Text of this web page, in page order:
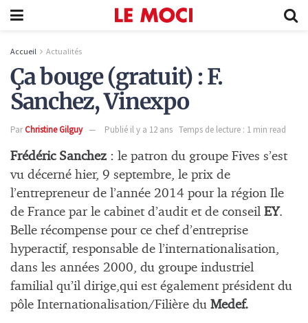
Accueil Actualités
Ça bouge (gratuit) : F.
Sanchez, Vinexpo
ParChristine Gilguy Publié il y a 12 ans Temps de lecture : 1 min read
Frédéric Sanchez : le patron du groupe Fives s’est
vu décerné hier, 9 septembre, le prix de
l’entrepreneur de l’année 2014 pour la région Ile
de France par le cabinet d’audit et de conseil EY.
Belle récompense pour ce chef d’entreprise
hyperactif, responsable de l’internationalisation,
dans les années 2000, du groupe industriel
familial qu’il dirige,qui est également président du
pôle Internationalisation/Filière du Medef.